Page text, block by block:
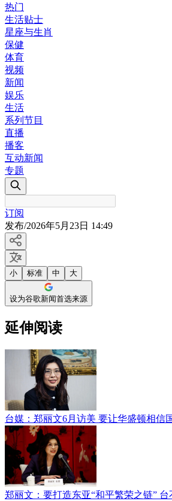
热门
生活贴士
星座与生肖
保健
体育
视频
新闻
娱乐
生活
系列节目
直播
播客
互动新闻
专题
订阅
发布/2026年5月23日 14:49
小 标准 中 大
设为谷歌新闻首选来源
延伸阅读
台媒：郑丽文6月访美 要让华盛顿相信
郑丽文：要打造东亚“和平繁荣之链”